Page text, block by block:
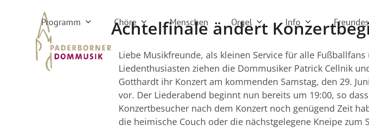
Programm Chöre Menschen Orgel Info
Achtelfinale ändert
Liebe Musikfreunde, als kleinen Service für alle Fußballfans
Liedenthusiasten ziehen die Dommusiker Patrick Cellnik
Gotthardt ihr Konzert am kommenden Samstag, den 29.
vor. Der Liederabend beginnt nun bereits um 19:00, so
Konzertbesucher nach dem Konzert noch genügend Zeit
die heimische Couch oder die nächstgelegene Kneipe zum